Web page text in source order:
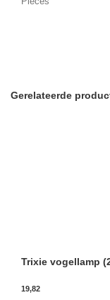
Gerelateerde
Trixie vogellamp
19,82